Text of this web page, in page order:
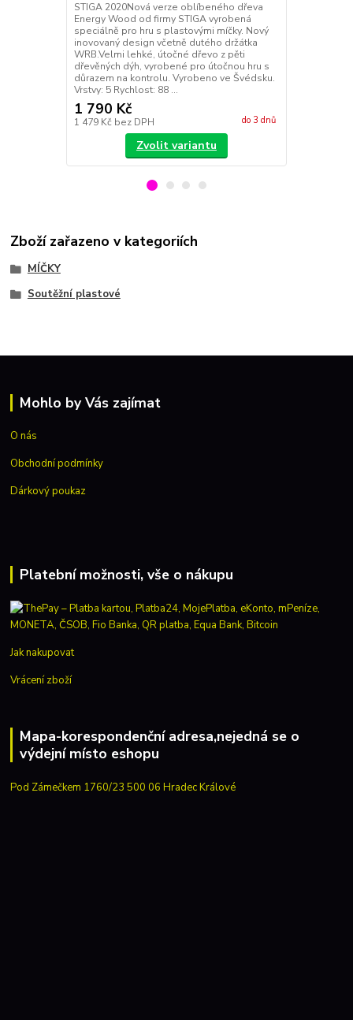
STIGA 2020Nová verze oblíbeného dřeva
Energy Wood od firmy STIGA vyrobená
speciálně pro hru s plastovými míčky. Nový
inovovaný design včetně dutého držátka
WRB.Velmi lehké, útočné dřevo z pěti
dřevěných dýh, vyrobené pro útočnou hru s
důrazem na kontrolu. Vyrobeno ve Švédsku.
Vrstvy: 5 Rychlost: 88 ...
1 790 Kč
1 479 Kč bez DPH do 3 dnů
Zvolit variantu
Zboží zařazeno v kategoriích
MÍČKY
Soutěžní plastové
Mohlo by Vás zajímat
O nás
Obchodní podmínky
Dárkový poukaz
Platební možnosti, vše o nákupu
Jak nakupovat
Vrácení zboží
Mapa-korespondenční adresa,nejedná se o
výdejní místo eshopu
Pod Zámečkem 1760/23 500 06 Hradec Králové